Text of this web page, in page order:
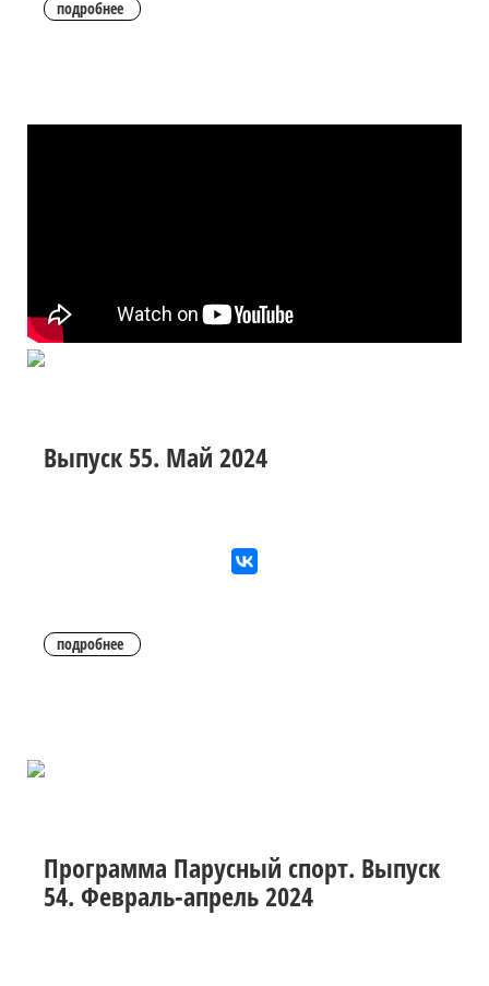
подробнее
Выпуск 55. Май 2024
подробнее
Программа Парусный спорт. Выпуск
54. Февраль-апрель 2024